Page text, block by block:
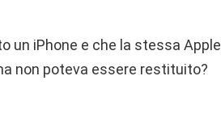
un iPhone e che la stessa Apple
non poteva essere restituito?